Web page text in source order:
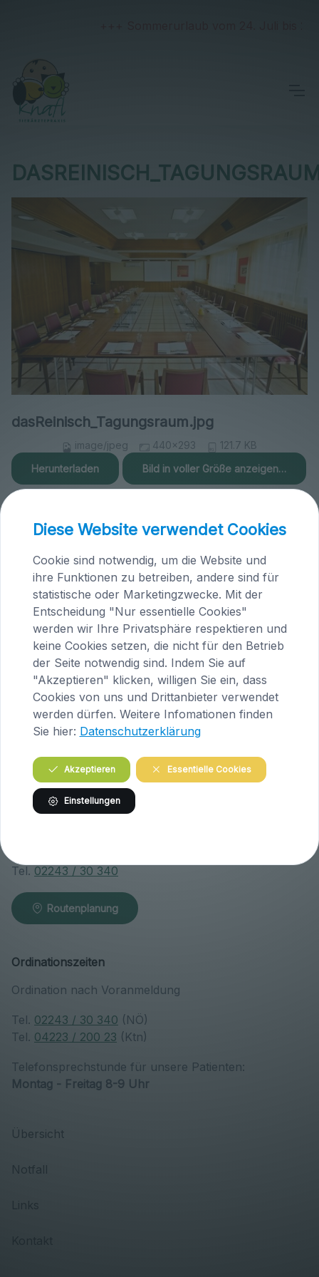
dasReinisch_Tagungsraum.jpg
image/jpeg 440x293
121.7 KB
Herunterladen
Bild in voller Größe anzeigen…
Praxis Maria Saal (Kärnten)
Brandlhof
Höfern 1
A-9063 Maria Saal
Österreich
04223 / 200 23
Routenplanung
Praxis Klosterneuburg (Niederösterreich)
Wiener Straße 146
Tel. 02243 / 30 340
Routenplanung
Ordinationszeiten
Ordination nach Voranmeldung
Tel. 02243 / 30 340 (NÖ)
Tel. 04223 / 200 23 (Ktn)
Telefonsprechstunde für unsere Patienten:
Montag - Freitag 8-9 Uhr
Übersicht
Notfall
Links
Diese Website verwendet Cookies
Cookie sind notwendig, um die Website und
ihre Funktionen zu betreiben, andere sind für
statistische oder Marketingzwecke. Mit der
Entscheidung "Nur essentielle Cookies"
werden wir Ihre Privatsphäre respektieren und
keine Cookies setzen, die nicht für den Betrieb
der Seite notwendig sind. Indem Sie auf
"Akzeptieren" klicken, willigen Sie ein, dass
Cookies von uns und Drittanbieter verwendet
werden dürfen. Weitere Infomationen finden
Sie hier: Datenschutzerklärung
Akzeptieren Essentielle Cookies
Einstellungen